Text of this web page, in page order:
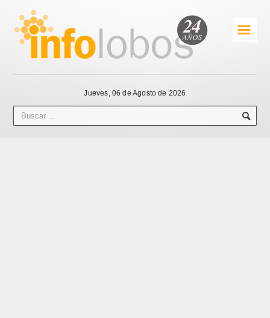
☰
Jueves, 06 de Agosto de 2026